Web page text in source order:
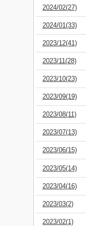
2024/02(27)
2024/01(33)
2023/12(41)
2023/11(28)
2023/10(23)
2023/09(19)
2023/08(11)
2023/07(13)
2023/06(15)
2023/05(14)
2023/04(16)
2023/03(2)
2023/02(1)